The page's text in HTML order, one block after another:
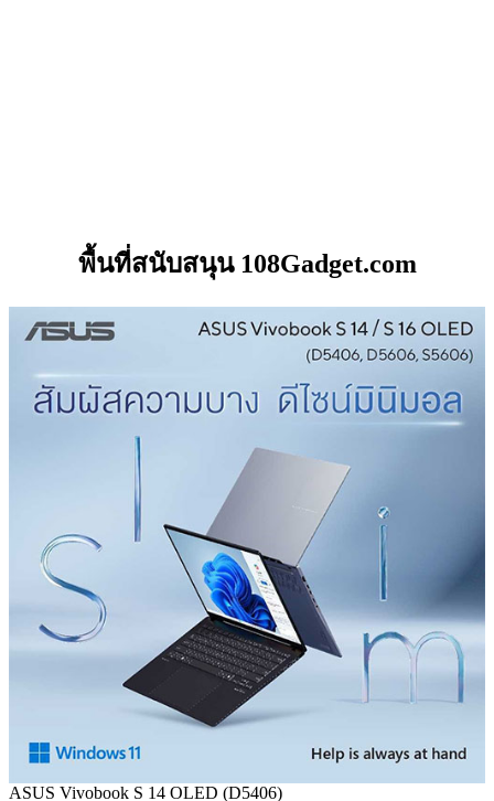
พื้นที่สนับสนุน 108Gadget.com
ASUS Vivobook S 14 OLED (D5406)